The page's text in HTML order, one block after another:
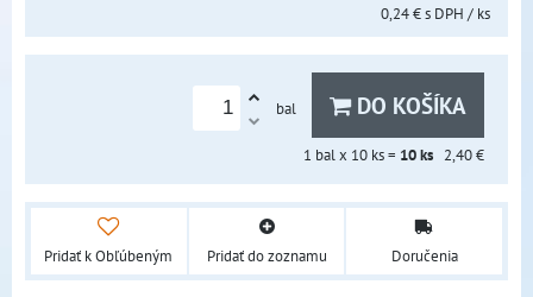
0,24 €s DPH / ks
bal DO KOŠÍKA
1 bal x 10 ks = 10ks 2,40 €
Pridať k Obľúbeným Pridať do zoznamu Doručenia